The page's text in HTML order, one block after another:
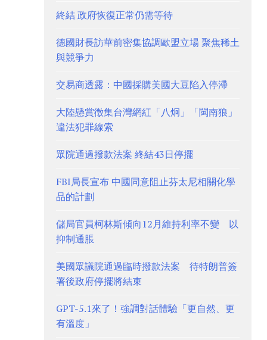
終結 政府恢復正常仍需等待
德國財長訪華前密集協調歐盟立場 聚焦稀土
與競爭力
交易商透露：中國採購美國大豆陷入停滯
大陸懸賞徵集台灣網紅「八炯」「閩南狼」
違法犯罪線索
眾院通過撥款法案 終結43日停擺
FBI局長宣布 中國同意阻止芬太尼相關化學
品的計劃
儲局官員柯林斯傾向12月維持利率不變 以
抑制通脹
美國眾議院通過臨時撥款法案 待特朗普簽
署後政府停擺將結束
GPT-5.1來了！強調對話體驗「更自然、更
有溫度」